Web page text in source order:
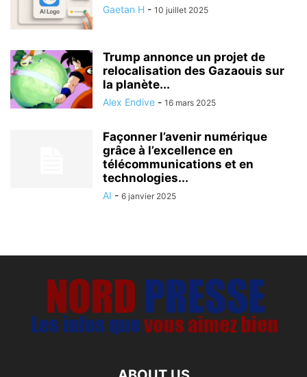
Gaetan H - 10 juillet 2025
Trump annonce un projet de
relocalisation des Gazaouis sur
la planète...
Alex Endive - 16 mars 2025
Façonner l’avenir numérique
grâce à l’excellence en
télécommunications et en
technologies...
AI - 6 janvier 2025